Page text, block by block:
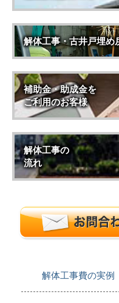
解体工事・古井戸埋
補助金・助成金を
ご利用のお客様
解体工事の
流れ
解体工事費の実例